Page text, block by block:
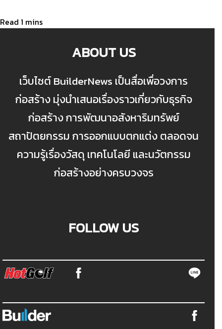
ABOUT US
เว็บไซต์ BuilderNews เป็นสื่อเพื่อวงการ
ก่อสร้าง มุ่งนำเสนอเรื่องราวเกี่ยวกับธุรกิจ
ก่อสร้าง การพัฒนาอสังหาริมทรัพย์
สถาปัตยกรรม การออกแบบตกแต่ง ตลอดจน
ความรู้เรื่องวัสดุ เทคโนโลยี และนวัตกรรม
ก่อสร้างอย่างครบวงจร
FOLLOW US